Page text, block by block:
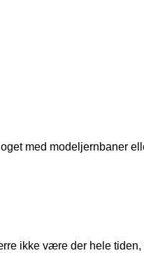
med modeljernbaner
ikke være der hele